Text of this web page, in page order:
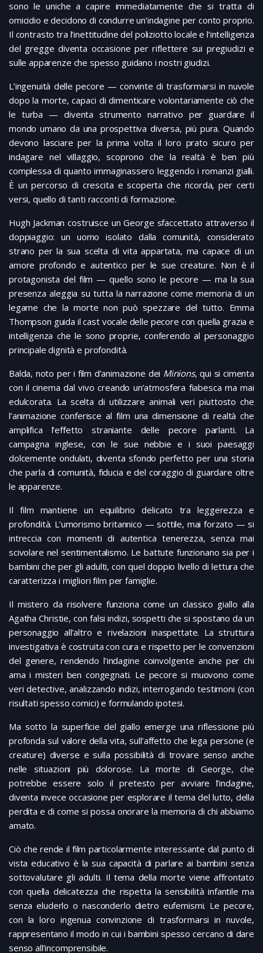
sono le uniche a capire immediatamente che si tratta di
omicidio e decidono di condurre un’indagine per conto proprio.
Il contrasto tra l’inettitudine del poliziotto locale e l’intelligenza
del gregge diventa occasione per riflettere sui pregiudizi e
sulle apparenze che spesso guidano i nostri giudizi.
L’ingenuità delle pecore — convinte di trasformarsi in nuvole
dopo la morte, capaci di dimenticare volontariamente ciò che
le turba — diventa strumento narrativo per guardare il
mondo umano da una prospettiva diversa, più pura. Quando
devono lasciare per la prima volta il loro prato sicuro per
indagare nel villaggio, scoprono che la realtà è ben più
complessa di quanto immaginassero leggendo i romanzi gialli.
È un percorso di crescita e scoperta che ricorda, per certi
versi, quello di tanti racconti di formazione.
Hugh Jackman costruisce un George sfaccettato attraverso il
doppiaggio: un uomo isolato dalla comunità, considerato
strano per la sua scelta di vita appartata, ma capace di un
amore profondo e autentico per le sue creature. Non è il
protagonista del film — quello sono le pecore — ma la sua
presenza aleggia su tutta la narrazione come memoria di un
legame che la morte non può spezzare del tutto. Emma
Thompson guida il cast vocale delle pecore con quella grazia e
intelligenza che le sono proprie, conferendo al personaggio
principale dignità e profondità.
Balda, noto per i film d’animazione dei Minions, qui si cimenta
con il cinema dal vivo creando un’atmosfera fiabesca ma mai
edulcorata. La scelta di utilizzare animali veri piuttosto che
l’animazione conferisce al film una dimensione di realtà che
amplifica l’effetto straniante delle pecore parlanti. La
campagna inglese, con le sue nebbie e i suoi paesaggi
dolcemente ondulati, diventa sfondo perfetto per una storia
che parla di comunità, fiducia e del coraggio di guardare oltre
le apparenze.
Il film mantiene un equilibrio delicato tra leggerezza e
profondità. L’umorismo britannico — sottile, mai forzato — si
intreccia con momenti di autentica tenerezza, senza mai
scivolare nel sentimentalismo. Le battute funzionano sia per i
bambini che per gli adulti, con quel doppio livello di lettura che
caratterizza i migliori film per famiglie.
Il mistero da risolvere funziona come un classico giallo alla
Agatha Christie, con falsi indizi, sospetti che si spostano da un
personaggio all’altro e rivelazioni inaspettate. La struttura
investigativa è costruita con cura e rispetto per le convenzioni
del genere, rendendo l’indagine coinvolgente anche per chi
ama i misteri ben congegnati. Le pecore si muovono come
veri detective, analizzando indizi, interrogando testimoni (con
risultati spesso comici) e formulando ipotesi.
Ma sotto la superficie del giallo emerge una riflessione più
profonda sul valore della vita, sull’affetto che lega persone (e
creature) diverse e sulla possibilità di trovare senso anche
nelle situazioni più dolorose. La morte di George, che
potrebbe essere solo il pretesto per avviare l’indagine,
diventa invece occasione per esplorare il tema del lutto, della
perdita e di come si possa onorare la memoria di chi abbiamo
amato.
Ciò che rende il film particolarmente interessante dal punto di
vista educativo è la sua capacità di parlare ai bambini senza
sottovalutare gli adulti. Il tema della morte viene affrontato
con quella delicatezza che rispetta la sensibilità infantile ma
senza eluderlo o nasconderlo dietro eufemismi. Le pecore,
con la loro ingenua convinzione di trasformarsi in nuvole,
rappresentano il modo in cui i bambini spesso cercano di dare
senso all’incomprensibile.